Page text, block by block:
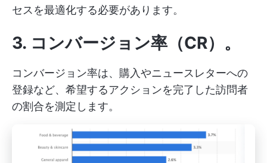
セスを最適化する必要があります。
3. コンバージョン率（CR） 。
コンバージョン率は、購入やニュースレターへの
登録など、希望するアクションを完了した訪問者
の割合を測定します。